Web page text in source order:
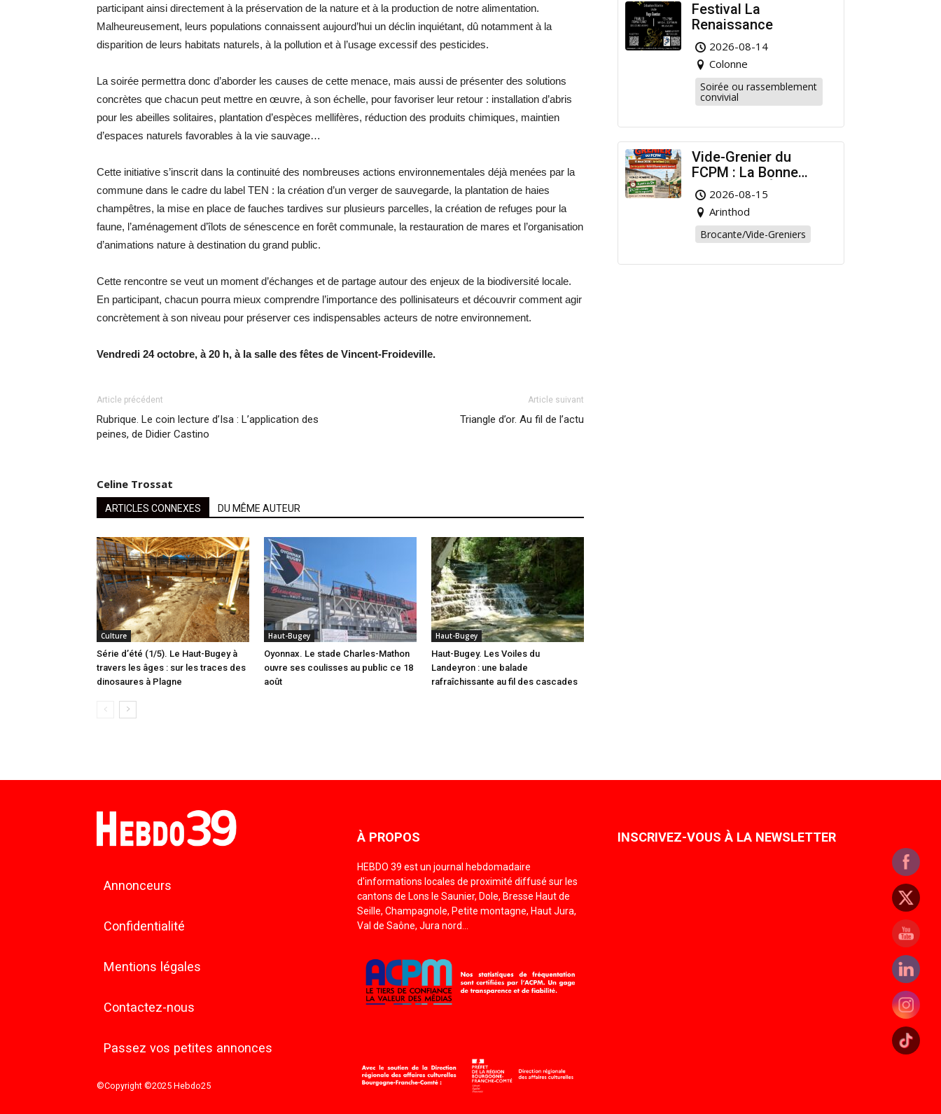
participant ainsi directement à la préservation de la nature et à la production de notre alimentation.
Malheureusement, leurs populations connaissent aujourd’hui un déclin inquiétant, dû notamment à la
disparition de leurs habitats naturels, à la pollution et à l’usage excessif des pesticides.
La soirée permettra donc d’aborder les causes de cette menace, mais aussi de présenter des solutions
concrètes que chacun peut mettre en œuvre, à son échelle, pour favoriser leur retour : installation d’abris
pour les abeilles solitaires, plantation d’espèces mellifères, réduction des produits chimiques, maintien
d’espaces naturels favorables à la vie sauvage…
Cette initiative s’inscrit dans la continuité des nombreuses actions environnementales déjà menées par la
commune dans le cadre du label TEN : la création d’un verger de sauvegarde, la plantation de haies
champêtres, la mise en place de fauches tardives sur plusieurs parcelles, la création de refuges pour la
faune, l’aménagement d’îlots de sénescence en forêt communale, la restauration de mares et l’organisation
d’animations nature à destination du grand public.
Cette rencontre se veut un moment d’échanges et de partage autour des enjeux de la biodiversité locale.
En participant, chacun pourra mieux comprendre l’importance des pollinisateurs et découvrir comment agir
concrètement à son niveau pour préserver ces indispensables acteurs de notre environnement.
Vendredi 24 octobre, à 20 h, à la salle des fêtes de Vincent-Froideville.
Article précédent
Rubrique. Le coin lecture d’Isa : L’application des
peines, de Didier Castino
Article suivant
Triangle d’or. Au fil de l’actu
Celine Trossat
ARTICLES CONNEXES DU MÊME AUTEUR
Culture
Série d’été (1/5). Le Haut-Bugey à
travers les âges : sur les traces des
dinosaures à Plagne
Haut-Bugey
Oyonnax. Le stade Charles-Mathon
ouvre ses coulisses au public ce 18
août
Haut-Bugey
Haut-Bugey. Les Voiles du
Landeyron : une balade
rafraîchissante au fil des cascades
Festival La
Renaissance
2026-08-14
Colonne
Soirée ou rassemblement
convivial
Vide-Grenier du
FCPM : La Bonne
Affaire de l’Été à
Arinthod !
2026-08-15
Arinthod
Brocante/Vide-Greniers